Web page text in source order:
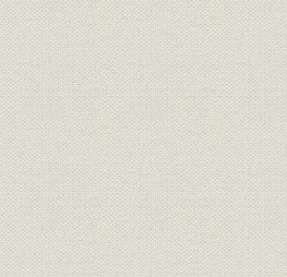
1. 自立化と国産化の進展
2. 業績の推移
第2章 事業の拡大と国産化技術の形成
第1節 第1次世界大戦ブームから昭
1. 第1次世界大戦ブーム
2. 第3次電話拡張計画のスタート